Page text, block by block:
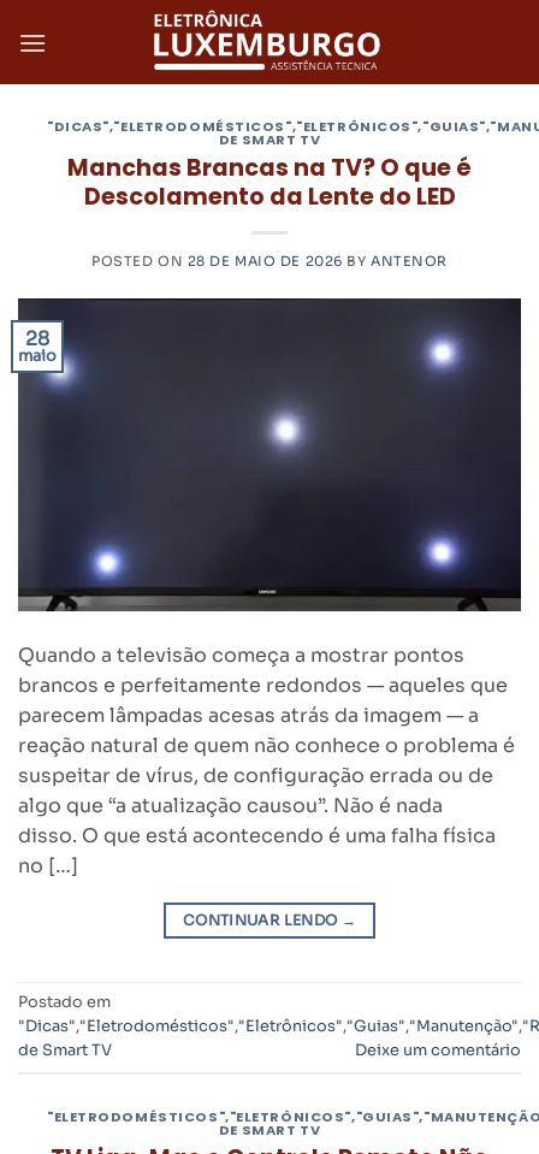
"DICAS","ELETRODOMÉSTICOS","ELETRÔNICOS","GUIAS",
DE SMART TV
Manchas Brancas na TV? O que é
Descolamento da Lente do LED
POSTED ON 28 DE MAIO DE 2026 BYANTENOR
28
maio
Quando a televisão começa a mostrar pontos
brancos e perfeitamente redondos — aqueles que
parecem lâmpadas acesas atrás da imagem — a
reação natural de quem não conhece o problema é
suspeitar de vírus, de configuração errada ou de
algo que “a atualização causou”. Não é nada
disso. O que está acontecendo é uma falha física
no […]
CONTINUAR LENDO →
Postado em
"Dicas","Eletrodomésticos","Eletrônicos","Guias","Manutenção",
de Smart TV
Deixe um comentário
"ELETRODOMÉSTICOS","ELETRÔNICOS","GUIAS",
DE SMART TV